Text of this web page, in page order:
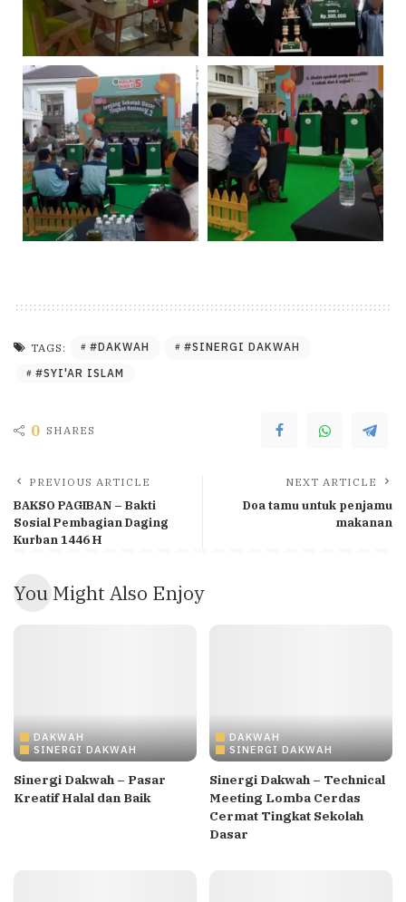
TAGS: #DAKWAH
#SINERGI DAKWAH
#SYI'AR ISLAM
0 SHARES
PREVIOUS ARTICLE
BAKSO PAGIBAN – Bakti
Sosial Pembagian Daging
Kurban 1446 H
NEXT ARTICLE
Doa tamu untuk penjamu
makanan
You Might Also Enjoy
DAKWAH
SINERGI DAKWAH
Sinergi Dakwah – Pasar
Kreatif Halal dan Baik
DAKWAH
SINERGI DAKWAH
Sinergi Dakwah – Technical
Meeting Lomba Cerdas
Cermat Tingkat Sekolah
Dasar